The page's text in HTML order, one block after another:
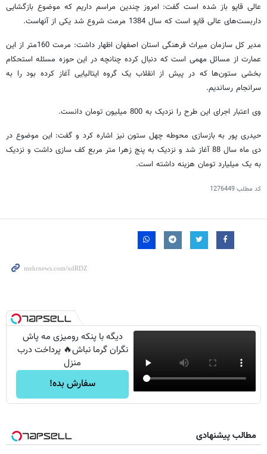
عالی قاپو باز شده است گفت: امروز چندین مراسم داریم که موضوع بازگشایی
داربست‌های عالی قاپو است که سال 1384 مرمت شروع شد یکی از آنهاست.
مدیر کل سازمان میراث فرهنگی استان اصفهان اظهار داشت: مرمت 160متر از این
عمارت از مسائل مهمی است که دنبال کرده چنانچه در این حوزه مسئله استحکام
بخشی ستون‌ها که در پیش از انقلاب یک گروه ایتالیایی آغاز کرده بود را به
سرانجام رساندیم.
وی اعتبار اجرای این طرح را نزدیک به 800 میلیون تومان دانست.
حیدری پور به بازسازی محوطه چهل ستون نیز اشاره کرد و گفت: این موضوع در
دی ماه سال 88 آغاز شد و نزدیک به پنج زهرا متر مربع کف سازی داشت و نزدیک
به یک میلیارد تومان هزینه داشته است.
کد مطلب1276449
دیگه با پنکه رومیزی مه پاش
نگران گرما نباش🔥 پرداخت درب
منزل
سفارش بده!
مطالب پیشنهادی